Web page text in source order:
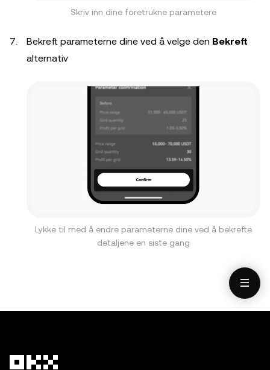
Skriv inn dine foretrukne parametere
Bekreft parameterne dine ved å velge den Bekreft
alternativ
Lykke til med å endre parameterne dine ved å bekrefte
detaljene en siste gang